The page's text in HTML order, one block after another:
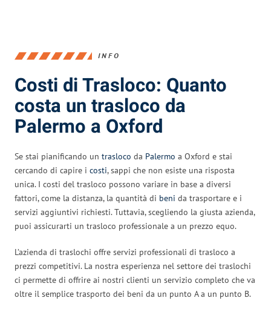
INFO
Costi di Trasloco: Quanto
costa un trasloco da
Palermo a Oxford
Se stai pianificando un trasloco da Palermo a Oxford e stai
cercando di capire i costi, sappi che non esiste una risposta
unica. I costi del trasloco possono variare in base a diversi
fattori, come la distanza, la quantità di beni da trasportare e i
servizi aggiuntivi richiesti. Tuttavia, scegliendo la giusta azienda,
puoi assicurarti un trasloco professionale a un prezzo equo.
L’azienda di traslochi offre servizi professionali di trasloco a
prezzi competitivi. La nostra esperienza nel settore dei traslochi
ci permette di offrire ai nostri clienti un servizio completo che va
oltre il semplice trasporto dei beni da un punto A a un punto B.